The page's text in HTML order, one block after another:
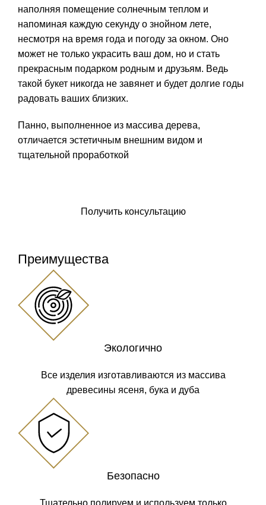
наполняя помещение солнечным теплом и
напоминая каждую секунду о знойном лете,
несмотря на время года и погоду за окном. Оно
может не только украсить ваш дом, но и стать
прекрасным подарком родным и друзьям. Ведь
такой букет никогда не завянет и будет долгие годы
радовать ваших близких.
Панно, выполненное из массива дерева,
отличается эстетичным внешним видом и
тщательной проработкой
Получить консультацию
Преимущества
Экологично
Все изделия изготавливаются из массива
древесины ясеня, бука и дуба
Безопасно
Тщательно полируем и используем только